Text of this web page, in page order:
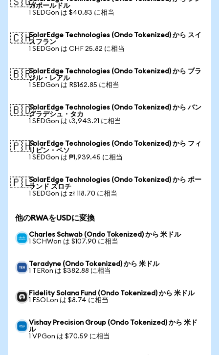
🇸🇬ガポールドル
1 SEDGon は $40.83 に相当
🇨🇭SolarEdge Technologies (Ondo Tokenized) から スイ
スフラン
1 SEDGon は CHF 25.82 に相当
🇧🇷SolarEdge Technologies (Ondo Tokenized) から ブラ
ジル・レアル
1 SEDGon は R$162.85 に相当
🇧🇩SolarEdge Technologies (Ondo Tokenized) から バン
グラデシュ・タカ
1 SEDGon は ৳3,943.21 に相当
🇵🇭SolarEdge Technologies (Ondo Tokenized) から フィ
リピン・ペソ
1 SEDGon は ₱1,939.45 に相当
🇵🇱SolarEdge Technologies (Ondo Tokenized) から ポー
ランド ズロチ
1 SEDGon は zł 118.70 に相当
他のRWAをUSDに変換
Charles Schwab (Ondo Tokenized) から 米ドル
1 SCHWon は $107.90 に相当
Teradyne (Ondo Tokenized) から 米ドル
1 TERon は $382.88 に相当
Fidelity Solana Fund (Ondo Tokenized) から 米ドル
1 FSOLon は $8.74 に相当
Vishay Precision Group (Ondo Tokenized) から 米ド
ル
1 VPGon は $70.59 に相当